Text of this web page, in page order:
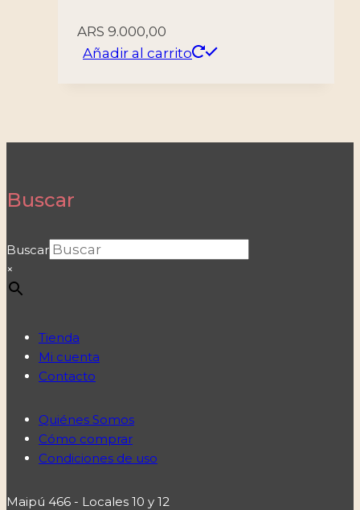
ARS 9.000,00
Añadir al carrito
Buscar
Buscar
×
Tienda
Mi cuenta
Contacto
Quiénes Somos
Cómo comprar
Condiciones de uso
Maipú 466 - Locales 10 y 12